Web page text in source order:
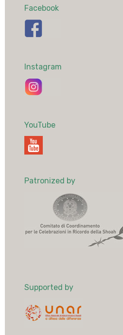
Facebook
Instagram
YouTube
Patronized by
Supported by